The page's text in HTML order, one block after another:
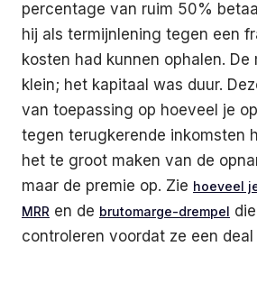
percentage van ruim 50%
hij als termijnlening tegen een
kosten had kunnen ophalen. De
klein; het kapitaal was duur.
van toepassing op hoeveel je
tegen terugkerende inkomsten
het te groot maken van de
maar de premie op. Zie hoeveel
MRR en de brutomarge-drempel
controleren voordat ze een deal